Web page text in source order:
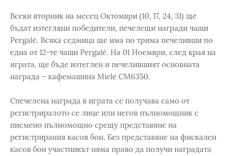
Всеки вторник на месец Октомври (10, 17, 24, 31) ще
бъдат изтегляни победители, печелещи награди чаши
Pergalė. Всяка седмица ще има по трима печеливши по
една от 12-те чаши Pergalė. На 01 Ноември, след края на
играта, ще бъде изтеглен и печелившият основната
награда – кафемашина Miele CM6350.
Спечелена награда в играта се получава само от
регистриралото се лице или негов пълномощник с
писмено пълномощно срещу представяне на
регистрирания касов бон. Без представяне на фискален
касов бон участникът няма право да получи наградата